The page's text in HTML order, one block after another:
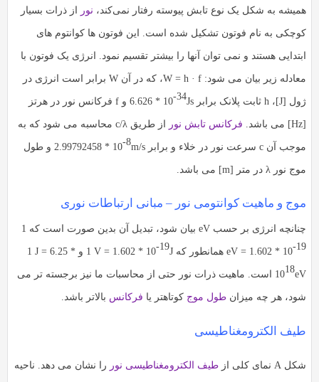
اشتراک
بگذارید.
کپی
لینک
بگذارید.
لینک
همیشه به شکل یک نوع تابش پیوسته رفتار نمی‌کند، نور از ذرات بسیار
کوچکی به نام فوتون تشکیل شده است. این فوتون ها کوانتوم های
ابتدایی هستند و نمی توان آنها را بیشتر تقسیم نمود. انرژی یک فوتون با
معادله زیر بیان می شود: W = h · f، که در آن W برابر است انرژی در
ژول [J]، h ثابت پلانک برابر 6.626 * 10 -34Js و f فرکانس نور در هرتز
فرکانس تابش نور از طریق c/λ محاسبه می شود که به
موجب آن c سرعت نور در خلاء و برابر 2.99792458 * 10 -8 m/s و طول
موج نور λ در متر [m] می باشد.
موج و ماهیت کوانتومی نور – مبانی ارتباطات نوری
چنانچه انرژی بر حسب eV بیان شود، تبدیل آن بدین صورت است که 1
eV = 1.602 * 10 -19 همانطور که 1 V = 1.602 * 10 -19J و 1 J = 6.25 *
1018 eV است. ماهیت ذرات نور حتی از محاسبات ما نیز برجسته تر می
شود، هر چه میزان طول موجکوتاهتر یا فرکانس بالاتر باشد.
طیف الکترومغناطیسی
شکل A نمای کلی از طیف الکترومغناطیسی نور را نشان می دهد. ناحیه